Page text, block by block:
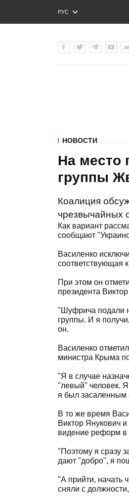
РУС
ENG
НОВОСТИ
На место
группы
Коалиция
чрезвычайных
Как вариант
сообщают
Василенко
соответствующая
При этом он
президента
"Шуфрича подали
группы. И я
он.
Василенко
министра Крыма
"Я в случае
"левый" человек.
я был засаленным
В то же время
Виктор Янукович
видение реформ в
"Поэтому я сразу
дают "добро", я
"А прийти, начать
сняли с